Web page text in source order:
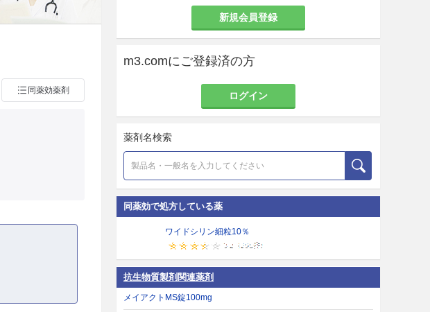
同薬効薬剤
新規会員登録
m3.comにご登録済の方
ログイン
薬剤名検索
同薬効で処方している薬
ワイドシリン細粒10％
抗生物質製剤関連薬剤
メイアクトMS錠100mg